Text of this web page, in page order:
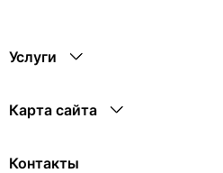
Услуги
Карта сайта
Контакты